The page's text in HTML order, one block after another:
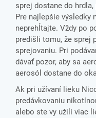
sprej dostane do
Pre najlepšie výsledky
neprehĺtajte. Vždy po
predišli tomu, že sprej
sprejovaniu. Pri
dávať pozor, aby sa
aerosól dostane do
Ak pri užívaní lieku
predávkovaniu
alebo ste vy užili viac